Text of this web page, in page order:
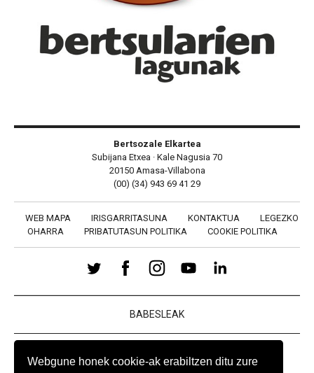
Webgune honek cookie-ak erabiltzen ditu zure
Bertsozale Elkartea
Subijana Etxea · Kale Nagusia 70
20150 Amasa-Villabona
(00) (34) 943 69 41 29
WEB MAPA IRISGARRITASUNA KONTAKTUA
LEGEZKO
OHARRA
PRIBATUTASUN POLITIKA COOKIE POLITIKA
BABESLEAK